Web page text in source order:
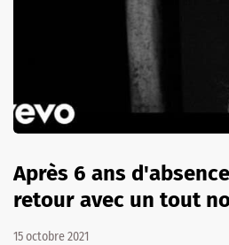
Après 6 ans
retour avec un tout
15 octobre 2021